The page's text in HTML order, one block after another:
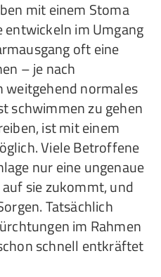
mit einem Stoma
im Umgang
oft eine
– je nach
weitgehend normales
schwimmen zu gehen
ist mit einem
Viele Betroffene
nur eine ungenaue
sie zukommt, und
Tatsächlich
im Rahmen
schnell entkräftet